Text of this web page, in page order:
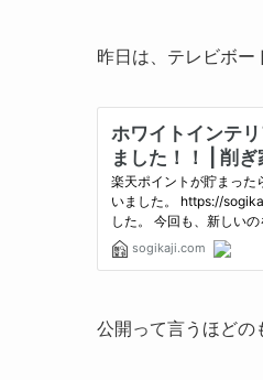
昨日は、テレビボー
公開って言うほど